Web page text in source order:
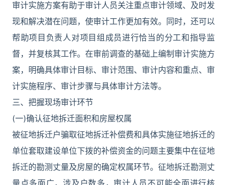
审计实施方案有助于审计人员关注重点审计领域、及时发
现和解决潜在问题，使审计工作更加有效。同时，还可以
帮助项目负责人对项目组成员进行恰当的分工和指导监
督，并复核其工作。在审前调查的基础上编制审计实施方
案，明确具体审计目标、审计范围、审计内容和重点、审
计实施程序、审计步骤与具体审计方法等。
三、把握现场审计环节
(一)确认征地拆迁面积和房屋权属
被征地拆迁户骗取征地拆迁补偿费和具体实施征地拆迁的
单位套取建设单位下拨的补偿资金的问题主要集中在征地
拆迁的勘测丈量及房屋的确定权属环节。征地拆迁勘测丈
量点多面广，涉及户数多，审计人员不可能全面进行核